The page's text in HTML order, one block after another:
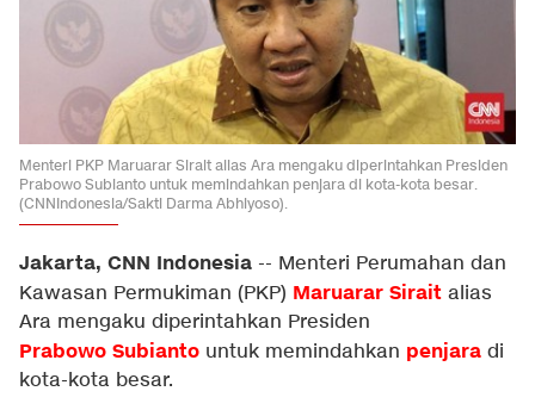
Menteri PKP Maruarar Sirait alias Ara mengaku diperintahkan Presiden
Prabowo Subianto untuk memindahkan penjara di kota-kota besar.
(CNNIndonesia/Sakti Darma Abhiyoso).
Jakarta, CNN Indonesia -- Menteri Perumahan dan
Kawasan Permukiman (PKP) Maruarar Sirait alias
Ara mengaku diperintahkan Presiden
Prabowo Subianto untuk memindahkan penjara di
kota-kota besar.